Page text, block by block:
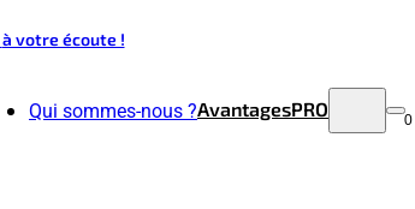
à votre écoute !
Qui sommes-nous ?AvantagesPRO 0